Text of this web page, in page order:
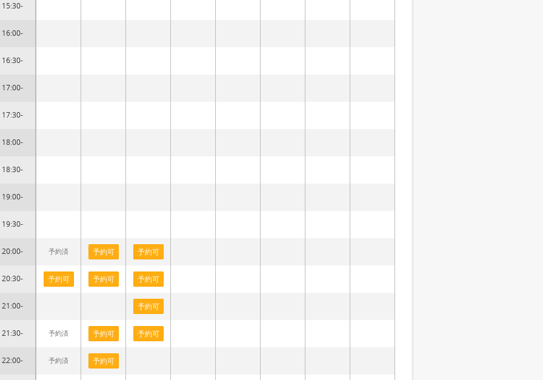
15:30-
16:00-
16:30-
17:00-
17:30-
18:00-
18:30-
19:00-
19:30-
20:00-
20:30-
21:00-
21:30-
22:00-
予約済
予約可
予約済
予約済
予約可
予約可
予約可
予約可
予約可
予約可
予約可
予約可